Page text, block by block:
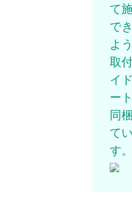
て
で
よう
取
イ
ー
同
て
す。